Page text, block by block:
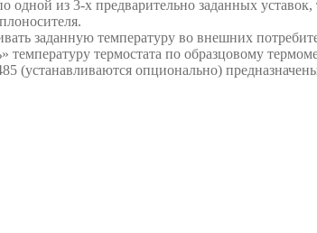
одной из 3-х предварительно заданных
заданную температуру во внешних
термостата по образцовому
(устанавливаются опционально)